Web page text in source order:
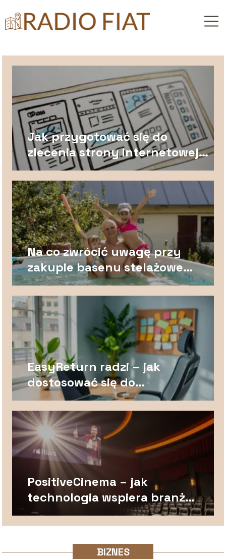
Jak przygotować się do
zlecenia strony internetowej,
żeby uniknąć poprawek?
Na co zwrócić uwagę przy
zakupie basenu stelażowego
dla rodziny?
EasyReturn radzi – jak
dostosować się do
dyrektywy UE 2023/2673?
PositiveCinema – jak
technologia wspiera branżę
kinową?
BIZNES